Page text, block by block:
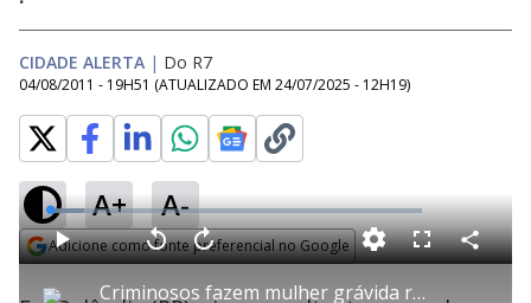
CIDADE ALERTA | Do R7
04/08/2011 - 19H51 (ATUALIZADO EM 24/07/2025 - 12H19)
A+ A-
Adicione como fonte preferencial no Google
Criminosos fazem mulher grávida refém no PR
P V
t
A
n
L
o
a
d
e
9
F
l
C
o